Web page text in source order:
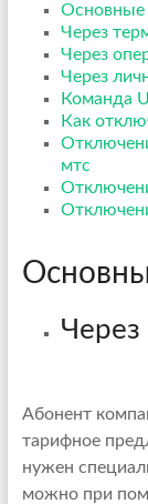
Основные
Через
Через
Через
Команда
Как
мтс
Через
Абонент
тарифное
нужен
можно при